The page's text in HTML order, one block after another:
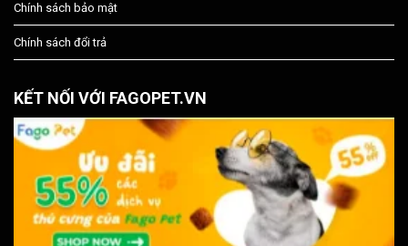
Chính sách bảo mật
Chính sách đổi trả
KẾT NỐI VỚI FAGOPET.VN